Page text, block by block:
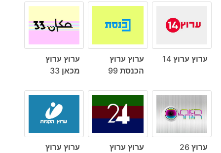
ערוץ ערוץ 14
ערוץ ערוץ
הכנסת 99
ערוץ ערוץ
מכאן 33
ערוץ 26
ערוץ ערוץ
ערוץ ערוץ